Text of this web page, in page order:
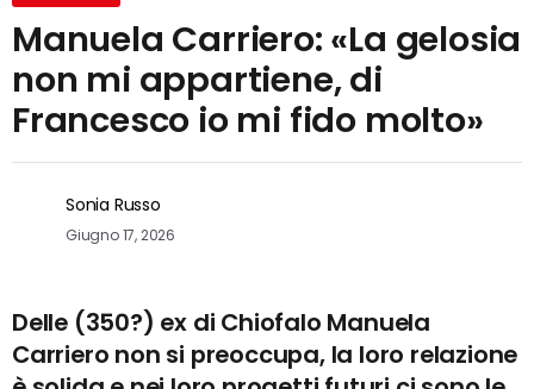
Manuela Carriero: «La gelosia
non mi appartiene, di
Francesco io mi fido molto»
Sonia Russo
Giugno 17, 2026
Delle (350?) ex di Chiofalo Manuela
Carriero non si preoccupa, la loro relazione